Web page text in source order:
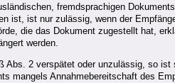
fremdsprachigen
ist, ist nur zulässig, wenn der
die das Dokument zugestellt hat,
werden.
Abs. 2 verspätet oder unzulässig, so
mangels Annahmebereitschaft des